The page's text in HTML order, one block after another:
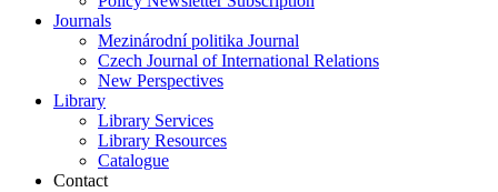
Journals
Mezinárodní politika Journal
Czech Journal of International Relations
New Perspectives
Library
Library Services
Library Resources
Catalogue
Contact